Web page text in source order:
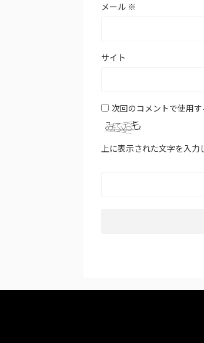
メール ※
サイト
次回のコメントで使用
上に表示された文字を入力